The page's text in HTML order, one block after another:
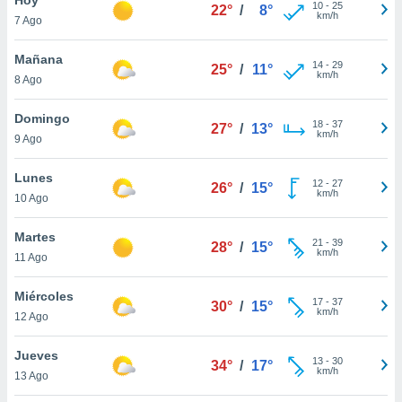
en
más
nuestra
de
cookies
aceptar
7 Ago
22° / 8° 10- 25
km/h
Mañana
8 Ago
25° / 11° 14- 29
km/h
Domingo
9 Ago
27° / 13° 18- 37
km/h
Lunes
10 Ago
26° / 15° 12- 27
km/h
Martes
11 Ago
28° / 15° 21 - 39
km/h
Miércoles
12 Ago
30° / 15° 17- 37
km/h
Jueves
13 Ago
34° / 17° 13- 30
km/h